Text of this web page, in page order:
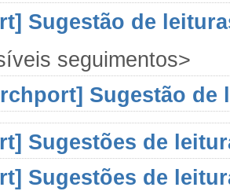
Sugestão de
seguimentos>
Sugestão de
Sugestões de
Sugestões de